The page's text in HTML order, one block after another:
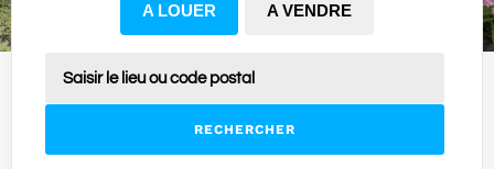
A LOUER A VENDRE
RECHERCHER